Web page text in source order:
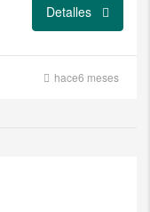
Detalles
hace6 meses